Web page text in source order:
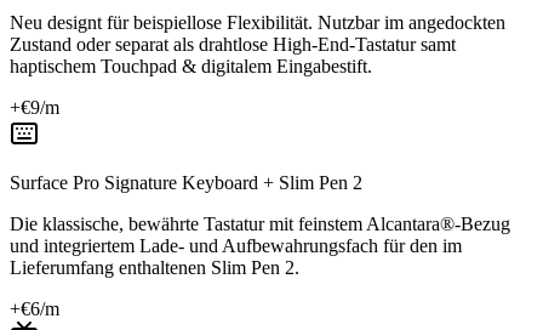
Neu designt für beispiellose Flexibilität. Nutzbar im angedockten
Zustand oder separat als drahtlose High-End-Tastatur samt
haptischem Touchpad & digitalem Eingabestift.
+€9/m
Surface Pro Signature Keyboard + Slim Pen 2
Die klassische, bewährte Tastatur mit feinstem Alcantara®-Bezug
und integriertem Lade- und Aufbewahrungsfach für den im
Lieferumfang enthaltenen Slim Pen 2.
+€6/m